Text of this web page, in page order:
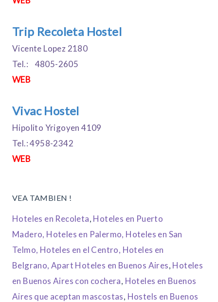
Trip Recoleta Hostel
Vicente Lopez 2180
Tel.: 4805-2605
WEB
Vivac Hostel
Hipolito Yrigoyen 4109
Tel.: 4958-2342
WEB
VEA TAMBIEN !
Hoteles en Recoleta, Hoteles en Puerto
Madero, Hoteles en Palermo, Hoteles en San
Telmo, Hoteles en el Centro, Hoteles en
Belgrano, Apart Hoteles en Buenos Aires, Hoteles
en Buenos Aires con cochera, Hoteles en Buenos
Aires que aceptan mascostas, Hostels en Buenos